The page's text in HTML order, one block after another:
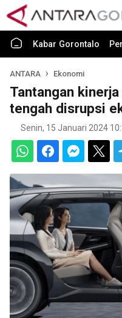
Kabar Gorontalo
ANTARA Ekonomi
Tantangan
tengah disrupsi
Senin, 15 Januari 2024